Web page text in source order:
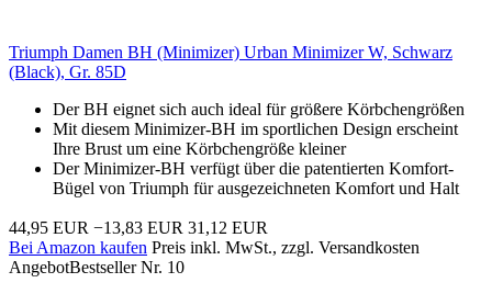
Triumph Damen BH (Minimizer) Urban Minimizer W, Schwarz
(Black), Gr. 85D
Der BH eignet sich auch ideal für größere Körbchengrößen
Mit diesem Minimizer-BH im sportlichen Design erscheint
Ihre Brust um eine Körbchengröße kleiner
Der Minimizer-BH verfügt über die patentierten Komfort-
Bügel von Triumph für ausgezeichneten Komfort und Halt
44,95 EUR −13,83 EUR 31,12 EUR
Bei Amazon kaufen Preis inkl. MwSt., zzgl. Versandkosten
AngebotBestseller Nr. 10